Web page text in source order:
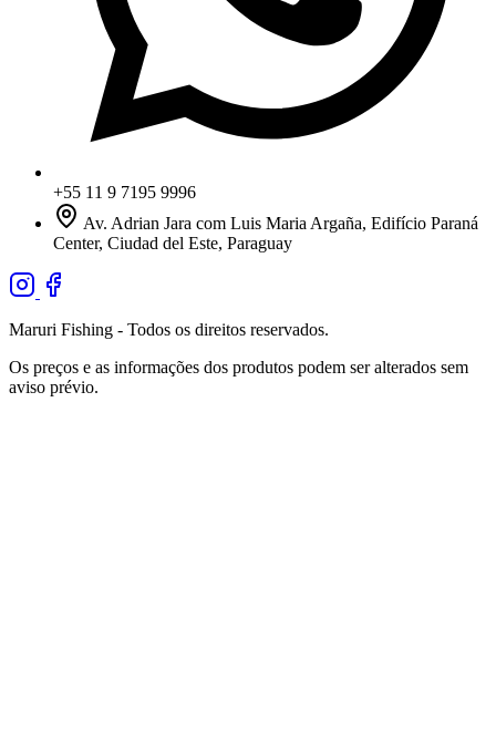
+55 11 9 7195 9996
Av. Adrian Jara com Luis Maria Argaña, Edifício Paraná
Center, Ciudad del Este, Paraguay
Maruri Fishing - Todos os direitos reservados.
Os preços e as informações dos produtos podem ser alterados sem
aviso prévio.